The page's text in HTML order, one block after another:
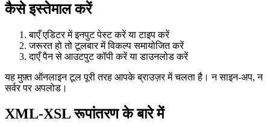
कैसे इस्तेमाल करें
बाएँ एडिटर में इनपुट पेस्ट करें या टाइप करें
जरूरत हो तो टूलबार में विकल्प समायोजित करें
दाएँ पैन से आउटपुट कॉपी करें या डाउनलोड करें
यह मुफ़्त ऑनलाइन टूल पूरी तरह आपके ब्राउज़र में चलता है। न साइन‑अप, न
सर्वर पर अपलोड।
XML-XSL रूपांतरण के बारे में